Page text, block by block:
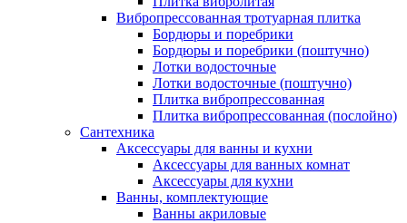
Вибропрессованная тротуарная плитка
Бордюры и поребрики
Бордюры и поребрики (поштучно)
Лотки водосточные
Лотки водосточные (поштучно)
Плитка вибропрессованная
Плитка вибропрессованная (послойно)
Сантехника
Аксессуары для ванны и кухни
Аксессуары для ванных комнат
Аксессуары для кухни
Ванны, комплектующие
Ванны акриловые